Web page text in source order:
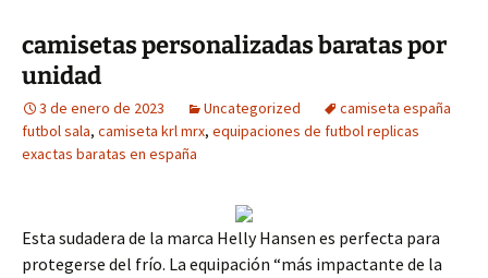
camisetas personalizadas baratas por
unidad
3 de enero de 2023 Uncategorized
camiseta españa
futbol sala, camiseta krl mrx, equipaciones de futbol replicas
exactas baratas en españa
Esta sudadera de la marca Helly Hansen es perfecta para
protegerse del frío. La equipación “más impactante de la